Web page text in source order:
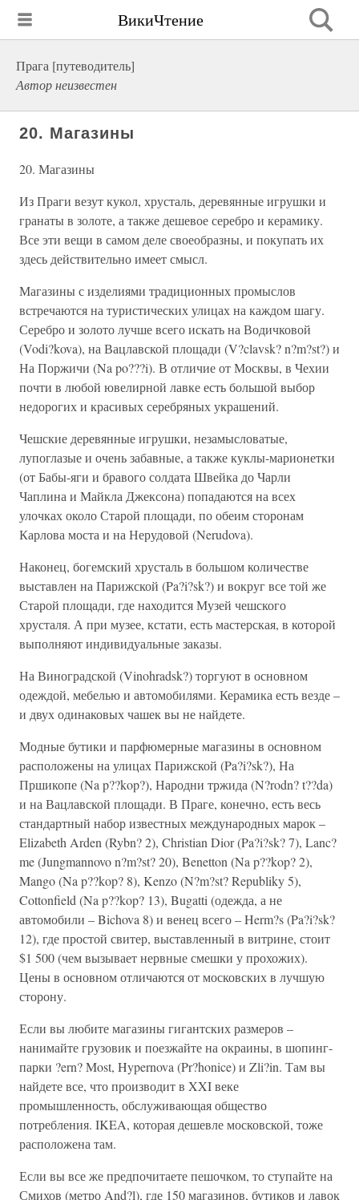
ВикиЧтение
Прага [путеводитель]
Автор неизвестен
20. Магазины
20. Магазины
Из Праги везут кукол, хрусталь, деревянные игрушки и
гранаты в золоте, а также дешевое серебро и керамику.
Все эти вещи в самом деле своеобразны, и покупать их
здесь действительно имеет смысл.
Магазины с изделиями традиционных промыслов
встречаются на туристических улицах на каждом шагу.
Серебро и золото лучше всего искать на Водичковой
(Vodi?kova), на Вацлавской площади (V?clavsk? n?m?st?) и
На Поржичи (Na po???i). В отличие от Москвы, в Чехии
почти в любой ювелирной лавке есть большой выбор
недорогих и красивых серебряных украшений.
Чешские деревянные игрушки, незамысловатые,
лупоглазые и очень забавные, а также куклы-марионетки
(от Бабы-яги и бравого солдата Швейка до Чарли
Чаплина и Майкла Джексона) попадаются на всех
улочках около Старой площади, по обеим сторонам
Карлова моста и на Нерудовой (Nerudova).
Наконец, богемский хрусталь в большом количестве
выставлен на Парижской (Pa?i?sk?) и вокруг все той же
Старой площади, где находится Музей чешского
хрусталя. А при музее, кстати, есть мастерская, в которой
выполняют индивидуальные заказы.
На Виноградской (Vinohradsk?) торгуют в основном
одеждой, мебелью и автомобилями. Керамика есть везде –
и двух одинаковых чашек вы не найдете.
Модные бутики и парфюмерные магазины в основном
расположены на улицах Парижской (Pa?i?sk?), На
Пршикопе (Na p??kop?), Народни тржида (N?rodn? t??da)
и на Вацлавской площади. В Праге, конечно, есть весь
стандартный набор известных международных марок –
Elizabeth Arden (Rybn? 2), Christian Dior (Pa?i?sk? 7), Lanc?
me (Jungmannovo n?m?st? 20), Benetton (Na p??kop? 2),
Mango (Na p??kop? 8), Kenzo (N?m?st? Republiky 5),
Cottonfield (Na p??kop? 13), Bugatti (одежда, а не
автомобили – Bichova 8) и венец всего – Herm?s (Pa?i?sk?
12), где простой свитер, выставленный в витрине, стоит
$1 500 (чем вызывает нервные смешки у прохожих).
Цены в основном отличаются от московских в лучшую
сторону.
Если вы любите магазины гигантских размеров –
нанимайте грузовик и поезжайте на окраины, в шопинг-
парки ?ern? Most, Hypernova (Pr?honice) и Zli?in. Там вы
найдете все, что производит в XXI веке
промышленность, обслуживающая общество
потребления. IKEA, которая дешевле московской, тоже
расположена там.
Если вы все же предпочитаете пешочком, то ступайте на
Смихов (метро And?l), где 150 магазинов, бутиков и лавок